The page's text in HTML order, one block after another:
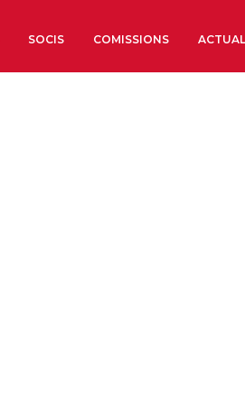
SOCIS COMISSIONS